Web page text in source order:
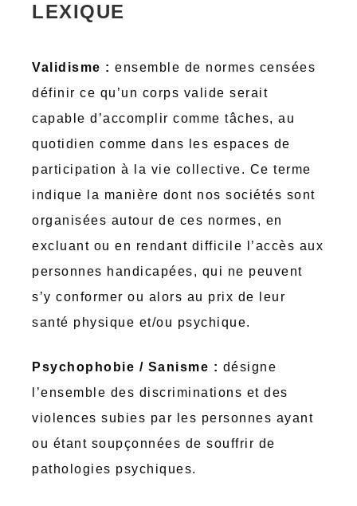
LEXIQUE
Validisme : ensemble de normes censées
définir ce qu’un corps valide serait
capable d’accomplir comme tâches, au
quotidien comme dans les espaces de
participation à la vie collective. Ce terme
indique la manière dont nos sociétés sont
organisées autour de ces normes, en
excluant ou en rendant difficile l’accès aux
personnes handicapées, qui ne peuvent
s’y conformer ou alors au prix de leur
santé physique et/ou psychique.
Psychophobie / Sanisme : désigne
l’ensemble des discriminations et des
violences subies par les personnes ayant
ou étant soupçonnées de souffrir de
pathologies psychiques.